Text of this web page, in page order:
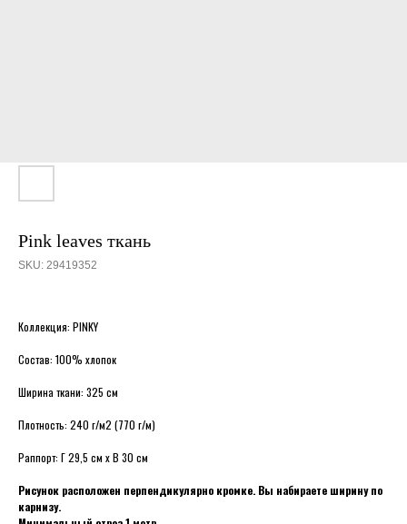
Pink leaves ткань
SKU: 29419352
Коллекция: PINKY
Состав: 100% хлопок
Ширина ткани: 325 см
Плотность: 240 г/м2 (770 г/м)
Раппорт: Г 29,5 см х В 30 см
Рисунок расположен перпендикулярно кромке. Вы набираете ширину по
карнизу.